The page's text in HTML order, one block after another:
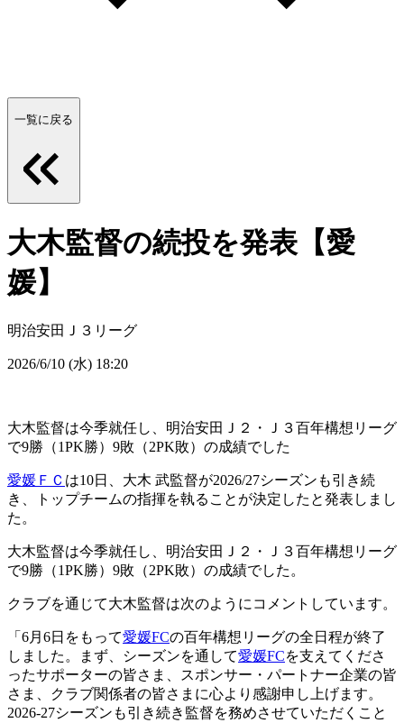
一覧に戻る
大木監督の続投を発表【愛
媛】
明治安田Ｊ３リーグ
2026/6/10 (水) 18:20
大木監督は今季就任し、明治安田Ｊ２・Ｊ３百年構想リーグ
で9勝（1PK勝）9敗（2PK敗）の成績でした
愛媛ＦＣ は10日、大木 武監督が2026/27シーズンも引き続
き、トップチームの指揮を執ることが決定したと発表しまし
た。
大木監督は今季就任し、明治安田Ｊ２・Ｊ３百年構想リーグ
で9勝（1PK勝）9敗（2PK敗）の成績でした。
クラブを通じて大木監督は次のようにコメントしています。
「6月6日をもって愛媛FCの百年構想リーグの全日程が終了
しました。まず、シーズンを通して愛媛FCを支えてくださ
ったサポーターの皆さま、スポンサー・パートナー企業の皆
さま、クラブ関係者の皆さまに心より感謝申し上げます。
2026-27シーズンも引き続き監督を務めさせていただくこと